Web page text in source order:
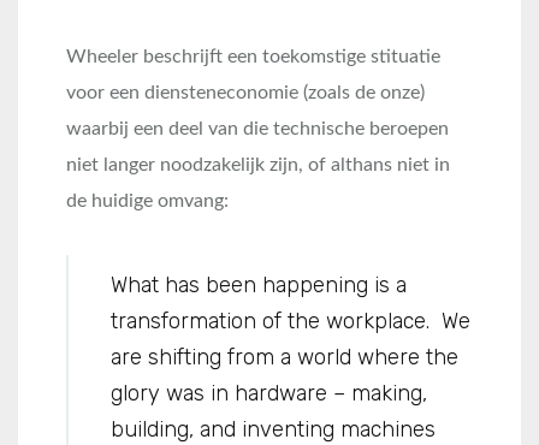
Wheeler beschrijft een toekomstige stituatie
voor een diensteneconomie (zoals de onze)
waarbij een deel van die technische beroepen
niet langer noodzakelijk zijn, of althans niet in
de huidige omvang:
What has been happening is a
transformation of the workplace. We
are shifting from a world where the
glory was in hardware – making,
building, and inventing machines